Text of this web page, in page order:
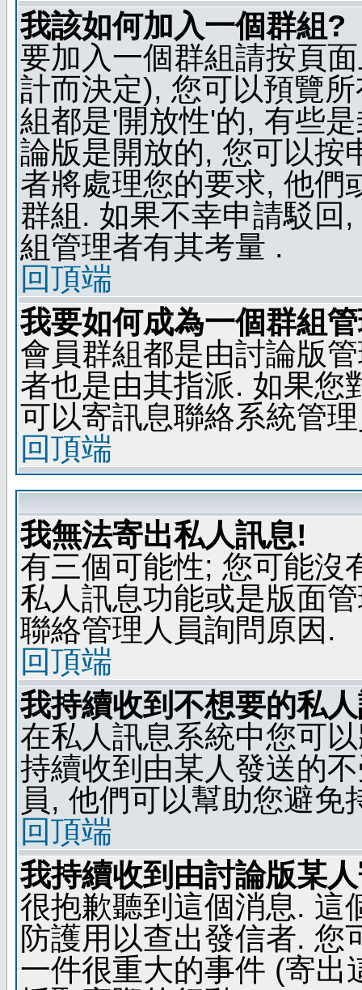
我該如何加入一個群組?
要加入一個群組請按頁
計而決定), 您可以預覽
組都是'開放性'的, 有些
論版是開放的, 您可以按
者將處理您的要求, 他們
群組. 如果不幸申請駁回
組管理者有其考量 .
回頂端
我要如何成為一個群組
會員群組都是由討論版
者也是由其指派. 如果您
可以寄訊息聯絡系統管
回頂端
我無法寄出私人訊息!
有三個可能性; 您可能沒
私人訊息功能或是版面
聯絡管理人員詢問原因.
回頂端
我持續收到不想要的私
在私人訊息系統中您可
持續收到由某人發送的
員, 他們可以幫助您避免
回頂端
我持續收到由討論版某
很抱歉聽到這個消息. 這
防護用以查出發信者. 您
一件很重大的事件 (寄出